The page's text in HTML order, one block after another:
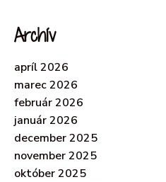
Archív
apríl 2026
marec 2026
február 2026
január 2026
december 2025
november 2025
október 2025